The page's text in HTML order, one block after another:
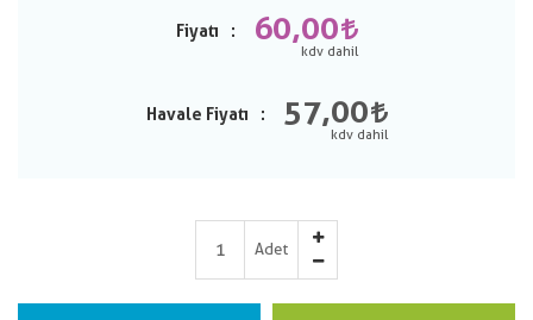
Fiyatı 60,00
Havale Fiyatı 57,00
Adet